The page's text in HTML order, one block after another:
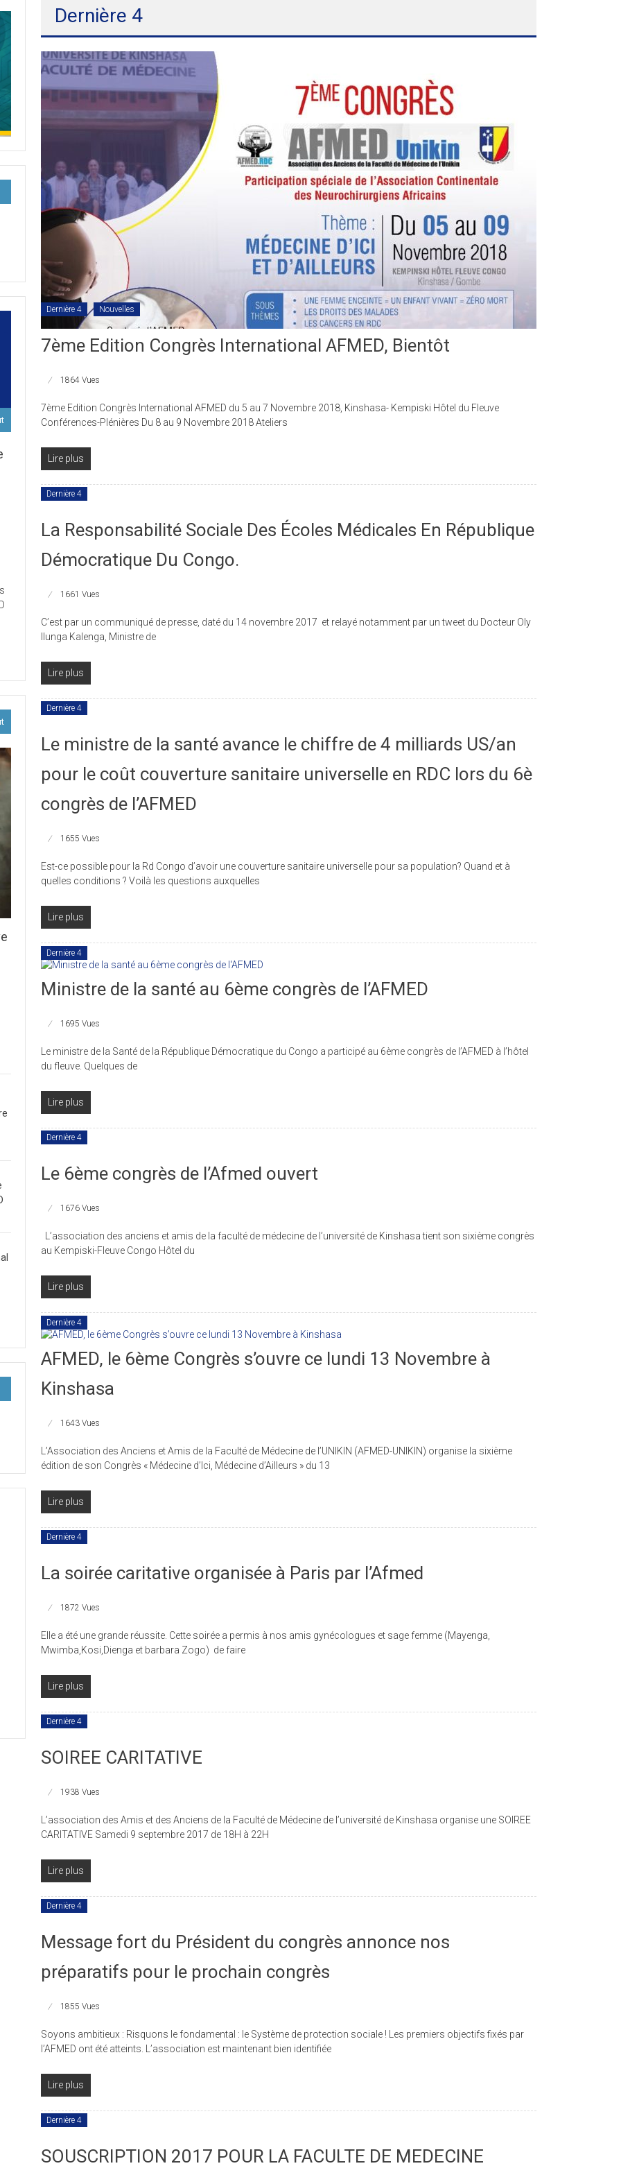
Dernière 4
Dernière 4 Nouvelles
7ème Edition Congrès International AFMED, Bientôt
1864 Vues
7ème Edition Congrès International AFMED du 5 au 7 Novembre 2018, Kinshasa- Kempiski Hôtel du Fleuve
Conférences-Plénières Du 8 au 9 Novembre 2018 Ateliers
Lire plus
Dernière 4
La Responsabilité Sociale Des Écoles Médicales En République
Démocratique Du Congo.
1661 Vues
C’est par un communiqué de presse, daté du 14 novembre 2017 et relayé notamment par un tweet du Docteur Oly
Ilunga Kalenga, Ministre de
Lire plus
Dernière 4
Le ministre de la santé avance le chiffre de 4 milliards US/an
pour le coût couverture sanitaire universelle en RDC lors du 6è
congrès de l’AFMED
1655 Vues
Est-ce possible pour la Rd Congo d’avoir une couverture sanitaire universelle pour sa population? Quand et à
quelles conditions ? Voilà les questions auxquelles
Lire plus
Dernière 4
Ministre de la santé au 6ème congrès de l’AFMED
1695 Vues
Le ministre de la Santé de la République Démocratique du Congo a participé au 6ème congrès de l’AFMED à l’hôtel
du fleuve. Quelques de
Lire plus
Dernière 4
Le 6ème congrès de l’Afmed ouvert
1676 Vues
L’association des anciens et amis de la faculté de médecine de l’université de Kinshasa tient son sixième congrès
au Kempiski-Fleuve Congo Hôtel du
Lire plus
Dernière 4
AFMED, le 6ème Congrès s’ouvre ce lundi 13 Novembre à
Kinshasa
1643 Vues
L’Association des Anciens et Amis de la Faculté de Médecine de l’UNIKIN (AFMED-UNIKIN) organise la sixième
édition de son Congrès « Médecine d’Ici, Médecine d’Ailleurs » du 13
Lire plus
Dernière 4
La soirée caritative organisée à Paris par l’Afmed
1872 Vues
Elle a été une grande réussite. Cette soirée a permis à nos amis gynécologues et sage femme (Mayenga,
Mwimba,Kosi,Dienga et barbara Zogo) de faire
Lire plus
Dernière 4
SOIREE CARITATIVE
1938 Vues
L’association des Amis et des Anciens de la Faculté de Médecine de l’université de Kinshasa organise une SOIREE
CARITATIVE Samedi 9 septembre 2017 de 18H à 22H
Lire plus
Dernière 4
Message fort du Président du congrès annonce nos
préparatifs pour le prochain congrès
1855 Vues
Soyons ambitieux : Risquons le fondamental : le Système de protection sociale ! Les premiers objectifs fixés par
l’AFMED ont été atteints. L’association est maintenant bien identifiée
Lire plus
Dernière 4
SOUSCRIPTION 2017 POUR LA FACULTE DE MEDECINE